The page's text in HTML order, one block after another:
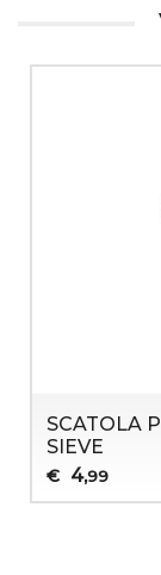
SCATOLA
SIEVE
€ 4,99